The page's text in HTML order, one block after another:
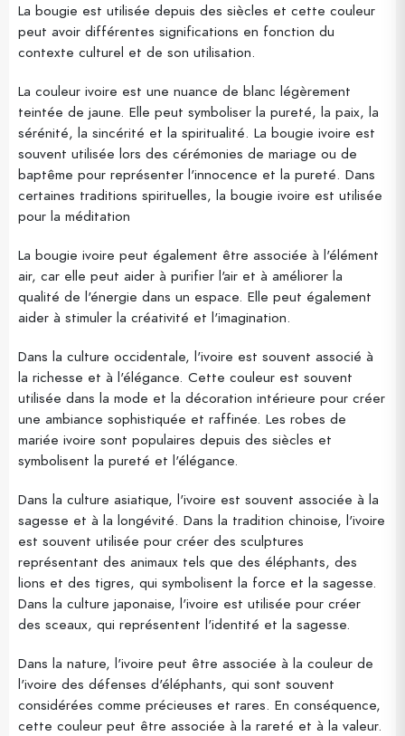
La bougie est utilisée depuis des siècles et cette couleur
peut avoir différentes significations en fonction du
contexte culturel et de son utilisation.
La couleur ivoire est une nuance de blanc légèrement
teintée de jaune. Elle peut symboliser la pureté, la paix, la
sérénité, la sincérité et la spiritualité. La bougie ivoire est
souvent utilisée lors des cérémonies de mariage ou de
baptême pour représenter l'innocence et la pureté. Dans
certaines traditions spirituelles, la bougie ivoire est utilisée
pour la méditation
La bougie ivoire peut également être associée à l'élément
air, car elle peut aider à purifier l'air et à améliorer la
qualité de l'énergie dans un espace. Elle peut également
aider à stimuler la créativité et l'imagination.
Dans la culture occidentale, l'ivoire est souvent associé à
la richesse et à l'élégance. Cette couleur est souvent
utilisée dans la mode et la décoration intérieure pour créer
une ambiance sophistiquée et raffinée. Les robes de
mariée ivoire sont populaires depuis des siècles et
symbolisent la pureté et l'élégance.
Dans la culture asiatique, l'ivoire est souvent associée à la
sagesse et à la longévité. Dans la tradition chinoise, l'ivoire
est souvent utilisée pour créer des sculptures
représentant des animaux tels que des éléphants, des
lions et des tigres, qui symbolisent la force et la sagesse.
Dans la culture japonaise, l'ivoire est utilisée pour créer
des sceaux, qui représentent l'identité et la sagesse.
Dans la nature, l'ivoire peut être associée à la couleur de
l'ivoire des défenses d'éléphants, qui sont souvent
considérées comme précieuses et rares. En conséquence,
cette couleur peut être associée à la rareté et à la valeur.